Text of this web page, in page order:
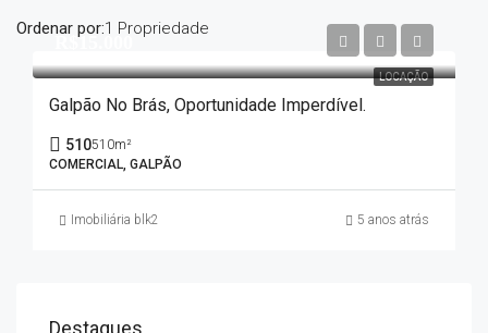
1 Propriedade
Ordenar por:
LOCAÇÃO
R$15.000
Galpão No Brás, Oportunidade Imperdível.
510510m²
COMERCIAL, GALPÃO
Imobiliária blk2 5 anos atrás
Destaques